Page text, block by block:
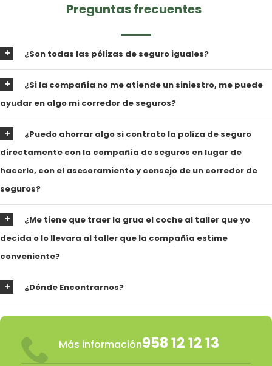
Preguntas frecuentes
¿Son todas las pólizas de seguro iguales?
¿Si la compañía no me atiende un siniestro, me puede
ayudar en algo mi corredor de seguros?
¿Puedo ahorrar algo si contrato la poliza de seguro
directamente con la compañía de seguros en lugar de
hacerlo, con el asesoramiento y consejo de un corredor de
seguros?
¿Me tiene que traer la grua el coche al taller que yo
decida o lo llevara al taller que la compañía estime
conveniente?
¿Dónde Encontrarnos?
Más información958 12 12 13